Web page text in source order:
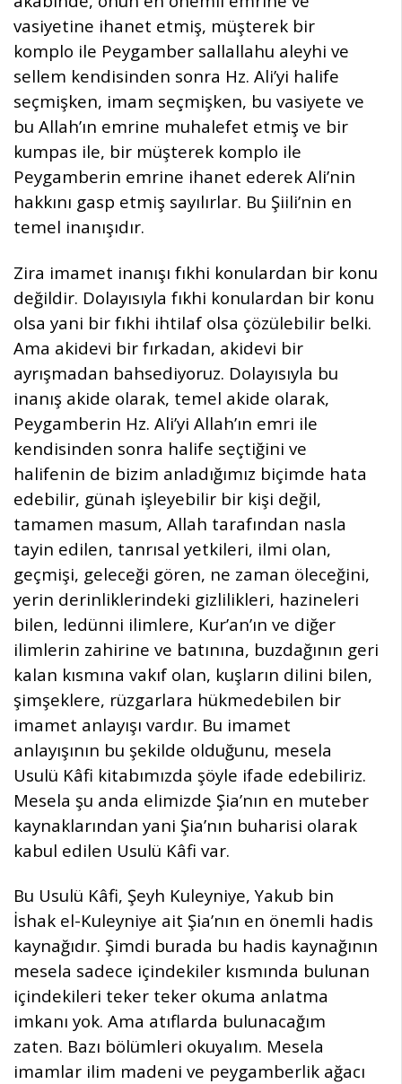
vasiyetine ihanet etmiş, müşterek bir
komplo ile Peygamber sallallahu aleyhi ve
sellem kendisinden sonra Hz. Ali’yi halife
seçmişken, imam seçmişken, bu vasiyete ve
bu Allah’ın emrine muhalefet etmiş ve bir
kumpas ile, bir müşterek komplo ile
Peygamberin emrine ihanet ederek Ali’nin
hakkını gasp etmiş sayılırlar. Bu Şiili’nin en
temel inanışıdır.
Zira imamet inanışı fıkhi konulardan bir konu
değildir. Dolayısıyla fıkhi konulardan bir konu
olsa yani bir fıkhi ihtilaf olsa çözülebilir belki.
Ama akidevi bir fırkadan, akidevi bir
ayrışmadan bahsediyoruz. Dolayısıyla bu
inanış akide olarak, temel akide olarak,
Peygamberin Hz. Ali’yi Allah’ın emri ile
kendisinden sonra halife seçtiğini ve
halifenin de bizim anladığımız biçimde hata
edebilir, günah işleyebilir bir kişi değil,
tamamen masum, Allah tarafından nasla
tayin edilen, tanrısal yetkileri, ilmi olan,
geçmişi, geleceği gören, ne zaman öleceğini,
yerin derinliklerindeki gizlilikleri, hazineleri
bilen, ledünni ilimlere, Kur’an’ın ve diğer
ilimlerin zahirine ve batınına, buzdağının geri
kalan kısmına vakıf olan, kuşların dilini bilen,
şimşeklere, rüzgarlara hükmedebilen bir
imamet anlayışı vardır. Bu imamet
anlayışının bu şekilde olduğunu, mesela
Usulü Kâfi kitabımızda şöyle ifade edebiliriz.
Mesela şu anda elimizde Şia’nın en muteber
kaynaklarından yani Şia’nın buharisi olarak
kabul edilen Usulü Kâfi var.
Bu Usulü Kâfi, Şeyh Kuleyniye, Yakub bin
İshak el-Kuleyniye ait Şia’nın en önemli hadis
kaynağıdır. Şimdi burada bu hadis kaynağının
mesela sadece içindekiler kısmında bulunan
içindekileri teker teker okuma anlatma
imkanı yok. Ama atıflarda bulunacağım
zaten. Bazı bölümleri okuyalım. Mesela
imamlar ilim madeni ve peygamberlik ağacı